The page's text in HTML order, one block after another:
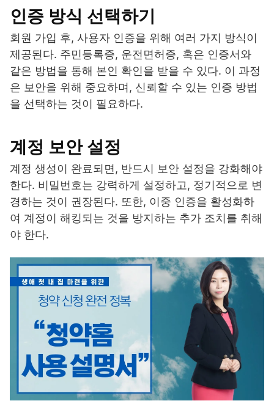
인증 방식 선택하기
회원 가입 후, 사용자 인증을 위해 여러 가지 방식이
제공된다. 주민등록증, 운전면허증, 혹은 인증서와
같은 방법을 통해 본인 확인을 받을 수 있다. 이 과정
은 보안을 위해 중요하며, 신뢰할 수 있는 인증 방법
을 선택하는 것이 필요하다.
계정 보안 설정
계정 생성이 완료되면, 반드시 보안 설정을 강화해야
한다. 비밀번호는 강력하게 설정하고, 정기적으로 변
경하는 것이 권장된다. 또한, 이중 인증을 활성화하
여 계정이 해킹되는 것을 방지하는 추가 조치를 취해
야 한다.